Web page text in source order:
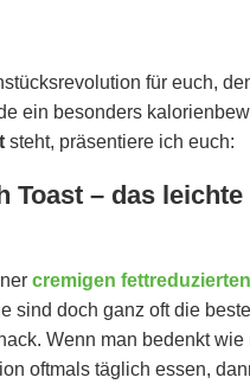
für euch,
ein besonders
steht, präsentiere ich euch:
Toast – das
cremigen
sind doch ganz oft die
Wenn man bedenkt
oftmals täglich essen,